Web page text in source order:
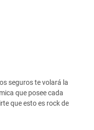
seguros te volará la
que posee cada
que esto es rock de